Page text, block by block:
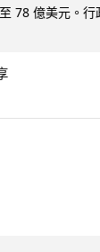
78 億美元。